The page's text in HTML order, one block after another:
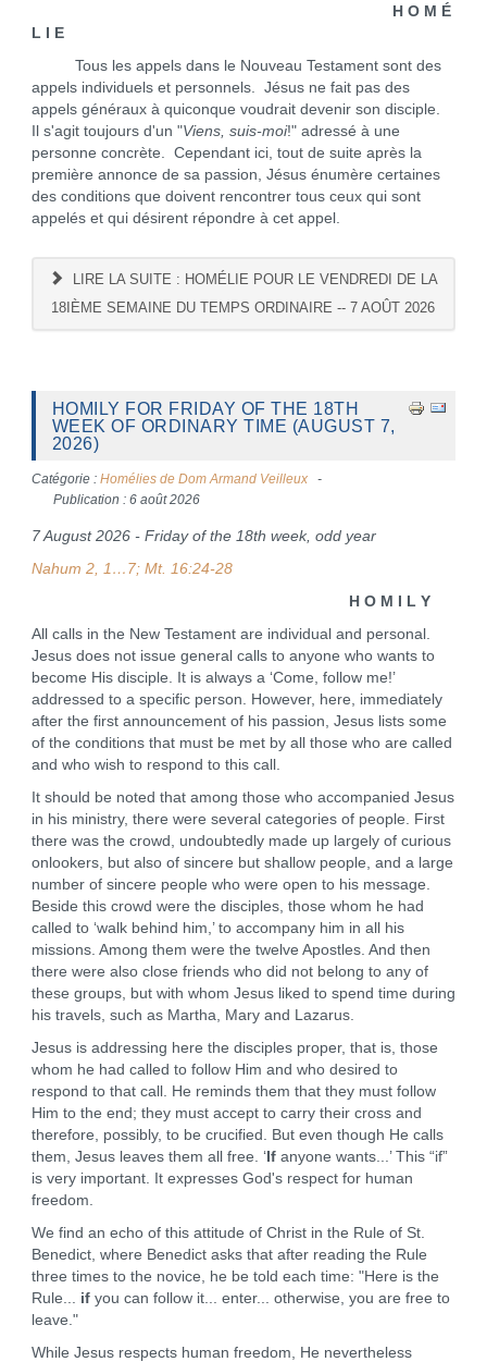
H O M É
L I E
Tous les appels dans le Nouveau Testament sont des
appels individuels et personnels. Jésus ne fait pas des
appels généraux à quiconque voudrait devenir son disciple.
Il s'agit toujours d'un "Viens, suis-moi!" adressé à une
personne concrète. Cependant ici, tout de suite après la
première annonce de sa passion, Jésus énumère certaines
des conditions que doivent rencontrer tous ceux qui sont
appelés et qui désirent répondre à cet appel.
LIRE LA SUITE : HOMÉLIE POUR LE VENDREDI DE LA
18IÈME SEMAINE DU TEMPS ORDINAIRE -- 7 AOÛT 2026
HOMILY FOR FRIDAY OF THE 18TH
WEEK OF ORDINARY TIME (AUGUST 7,
2026)
Catégorie : Homélies de Dom Armand Veilleux
Publication : 6 août 2026
7 August 2026 - Friday of the 18th week, odd year
Nahum 2, 1…7; Mt. 16:24-28
H O M I L Y
All calls in the New Testament are individual and personal.
Jesus does not issue general calls to anyone who wants to
become His disciple. It is always a ‘Come, follow me!’
addressed to a specific person. However, here, immediately
after the first announcement of his passion, Jesus lists some
of the conditions that must be met by all those who are called
and who wish to respond to this call.
It should be noted that among those who accompanied Jesus
in his ministry, there were several categories of people. First
there was the crowd, undoubtedly made up largely of curious
onlookers, but also of sincere but shallow people, and a large
number of sincere people who were open to his message.
Beside this crowd were the disciples, those whom he had
called to ‘walk behind him,’ to accompany him in all his
missions. Among them were the twelve Apostles. And then
there were also close friends who did not belong to any of
these groups, but with whom Jesus liked to spend time during
his travels, such as Martha, Mary and Lazarus.
Jesus is addressing here the disciples proper, that is, those
whom he had called to follow Him and who desired to
respond to that call. He reminds them that they must follow
Him to the end; they must accept to carry their cross and
therefore, possibly, to be crucified. But even though He calls
them, Jesus leaves them all free. ‘Ifanyone wants...’ This “if”
is very important. It expresses God's respect for human
freedom.
We find an echo of this attitude of Christ in the Rule of St.
Benedict, where Benedict asks that after reading the Rule
three times to the novice, he be told each time: "Here is the
Rule... ifyou can follow it... enter... otherwise, you are free to
leave."
While Jesus respects human freedom, He nevertheless